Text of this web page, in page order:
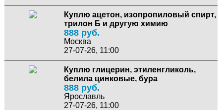
Куплю ацетон, изопропиловый спирт,
трилон Б и другую химию
888 руб.
Москва
27-07-26, 11:00
Куплю глицерин, этиленгликоль,
белила цинковые, бура
888 руб.
Ярославль
27-07-26, 11:00